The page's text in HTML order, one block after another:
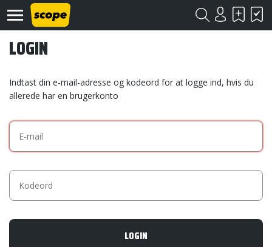
Kontakt
©
2020
LOGIN
Indtast din e-mail-adresse og kodeord for at logge ind, hvis du
allerede har en brugerkonto